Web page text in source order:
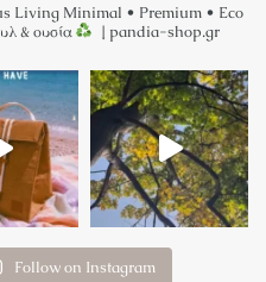
Living Minimal • Premium • Eco
& ουσία
↓ pandia-shop.gr
Follow on Instagram